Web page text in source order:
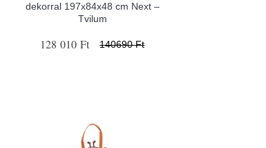
dekorral 197x84x48 cm Next –
Tvilum
128 010 Ft 140690 Ft